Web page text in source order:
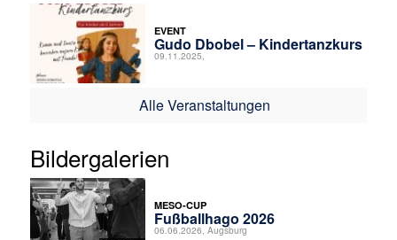
EVENT
Gudo Dbobel – Kindertanzkurs
09.11.2025,
Alle Veranstaltungen
Bildergalerien
MESO-CUP
Fußballhago 2026
06.06.2026, Augsburg